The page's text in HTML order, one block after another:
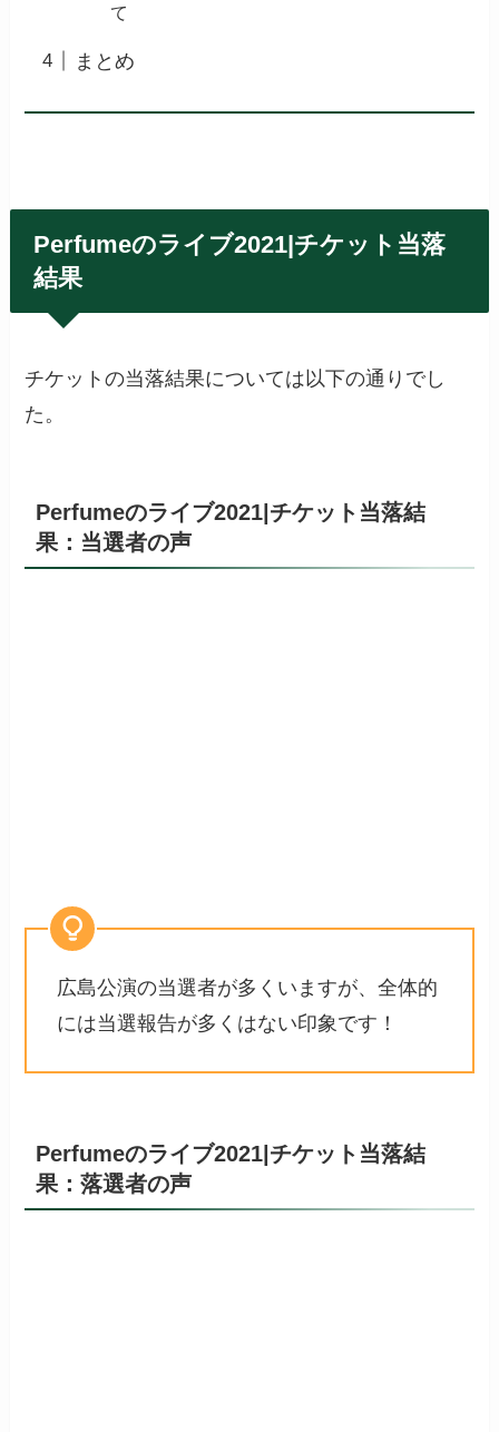
て
まとめ
Perfumeのライブ2021|チケット当落
結果
チケットの当落結果については以下の通りでし
た。
Perfumeのライブ2021|チケット当落結
果：当選者の声
広島公演の当選者が多くいますが、全体的
には当選報告が多くはない印象です！
Perfumeのライブ2021|チケット当落結
果：落選者の声